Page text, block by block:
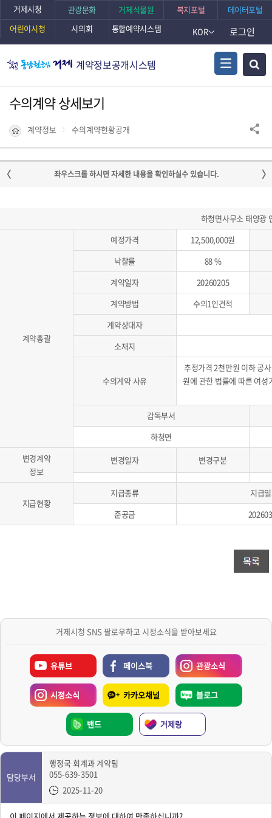
거제시청 관광문화 거제식물원 복지포털
데이터포털
어린이시청
시의회 통합예약시스템 KOR 로그인
계약정보공개시스템
수의계약 상세보기
계약정보 수의계약현황공개
하청면사무소 태양광
계약총괄
예정가격
12,500,000원
낙찰률
88 %
계약일자
20260205
계약방법
수의1인견적
계약상대자
소재지
수의계약 사유
추정가격 2천만원 이하 공
원에 관한 법률에 따른 여
감독부서
하청면
변경계약
정보
변경일자 변경구분
지급현황
지급종류
지급
준공금
거제시청 SNS 팔로우하고 시정소식을 받아보세요
유튜브 페이스북 관광소식
시정소식 카카오채널 블로그
밴드 거제랑
담당부서
행정국 회계과 계약팀
055-639-3501
2025-11-20